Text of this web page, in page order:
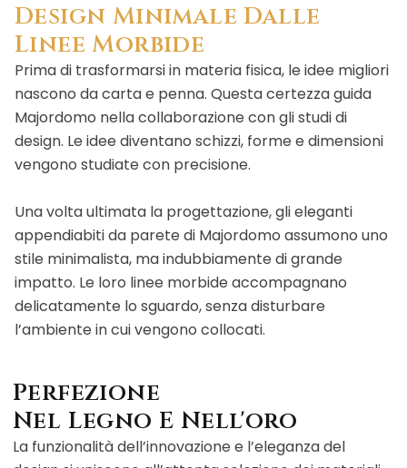
Design Minimale Dalle
Linee Morbide
Prima di trasformarsi in materia fisica, le idee migliori
nascono da carta e penna. Questa certezza guida
Majordomo nella collaborazione con gli studi di
design. Le idee diventano schizzi, forme e dimensioni
vengono studiate con precisione.
Una volta ultimata la progettazione, gli eleganti
appendiabiti da parete di Majordomo assumono uno
stile minimalista, ma indubbiamente di grande
impatto. Le loro linee morbide accompagnano
delicatamente lo sguardo, senza disturbare
l’ambiente in cui vengono collocati.
Perfezione
Nel Legno E Nell'oro
La funzionalità dell’innovazione e l’eleganza del